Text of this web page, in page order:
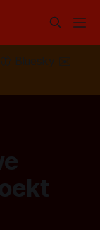
🦋 Bluesky
✉️